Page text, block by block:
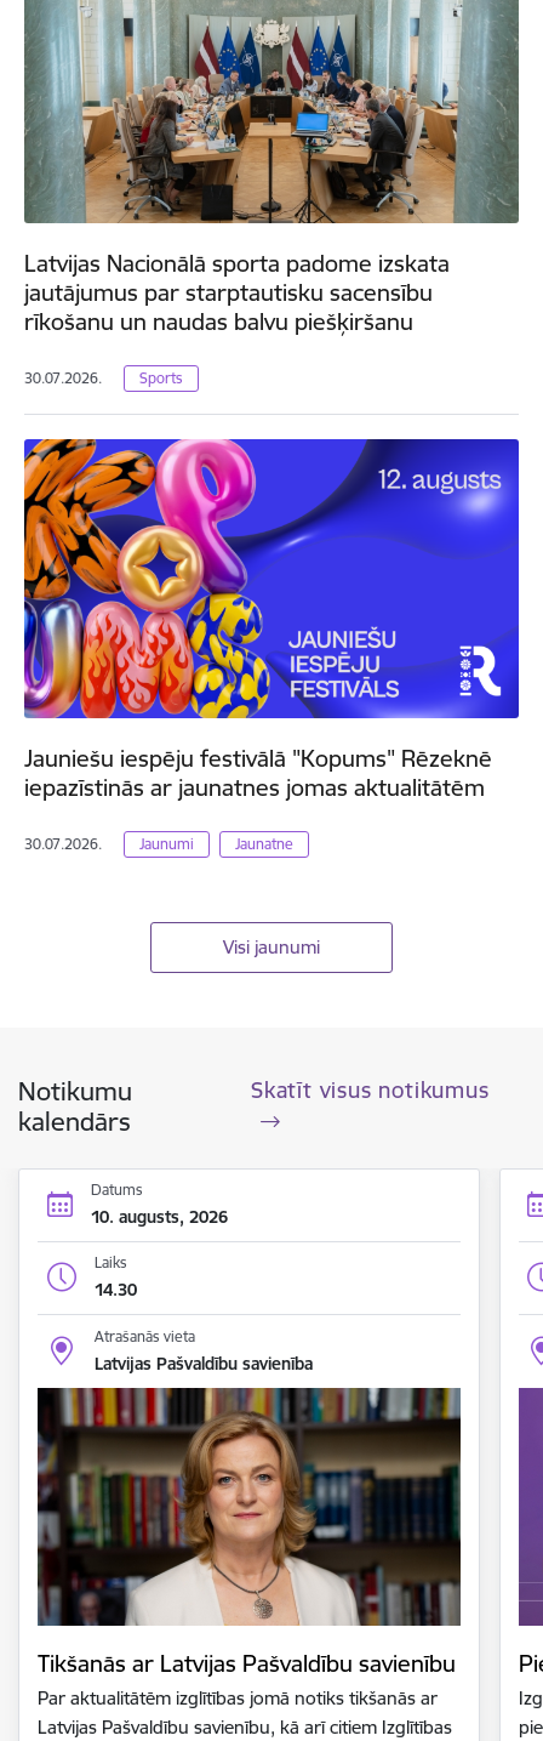
Latvijas Nacionālā sporta padome izskata
jautājumus par starptautisku sacensību
rīkošanu un naudas balvu piešķiršanu
30.07.2026. Sports
Jauniešu iespēju festivālā "Kopums" Rēzeknē
iepazīstinās ar jaunatnes jomas aktualitātēm
30.07.2026. Jaunumi Jaunatne
Visi jaunumi
Notikumu
kalendārs
Skatīt visus notikumus
Datums
10. augusts, 2026
Laiks
14.30
Atrašanās vieta
Latvijas Pašvaldību savienība
Tikšanās ar Latvijas Pašvaldību savienību
Par aktualitātēm izglītības jomā notiks tikšanās ar
Latvijas Pašvaldību savienību, kā arī citiem Izglītības